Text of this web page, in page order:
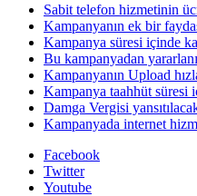
Sabit telefon hizmetinin
Kampanyanın ek bir
Kampanya süresi içinde
Bu kampanyadan
Kampanyanın Upload
Kampanya taahhüt süresi
Damga Vergisi
Kampanyada internet
Facebook
Twitter
Youtube